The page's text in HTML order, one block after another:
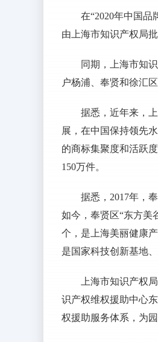
在“2020年中国
由上海市知识产权局
同期，上海市知
户杨浦、奉贤和徐汇区
据悉，近年来，
展，在中国保持领先
的商标集聚度和活跃
150万件。
据悉，2017年，
如今，奉贤区“东方美
个，是上海美丽健康
是国家科技创新基地
上海市知识产权
识产权维权援助中心
权援助服务体系，为